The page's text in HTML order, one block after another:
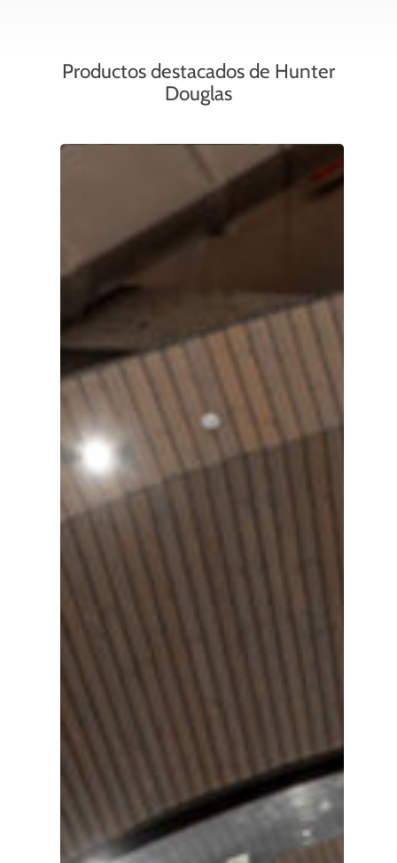
Productos destacados de Hunter
Douglas